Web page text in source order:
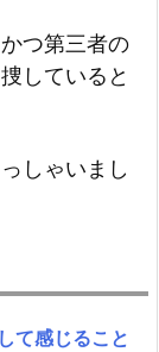
つ第三者の
していると
しゃいまし
て感じること